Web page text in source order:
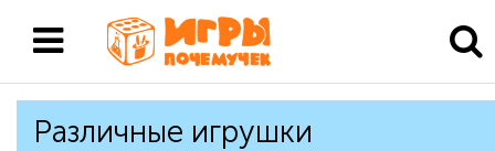
Различные игрушки